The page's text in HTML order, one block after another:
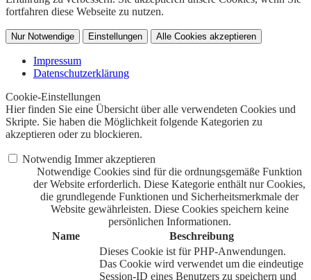
fortfahren diese Webseite zu nutzen.
Nur Notwendige Einstellungen Alle Cookies akzeptieren
Impressum
Datenschutzerklärung
Cookie-Einstellungen
Hier finden Sie eine Übersicht über alle verwendeten Cookies und
Skripte. Sie haben die Möglichkeit folgende Kategorien zu
akzeptieren oder zu blockieren.
Notwendig Immer akzeptieren
Notwendige Cookies sind für die ordnungsgemäße Funktion
der Website erforderlich. Diese Kategorie enthält nur Cookies,
die grundlegende Funktionen und Sicherheitsmerkmale der
Website gewährleisten. Diese Cookies speichern keine
persönlichen Informationen.
Name
Beschreibung
Dieses Cookie ist für PHP-Anwendungen.
Das Cookie wird verwendet um die eindeutige
Session-ID eines Benutzers zu speichern und